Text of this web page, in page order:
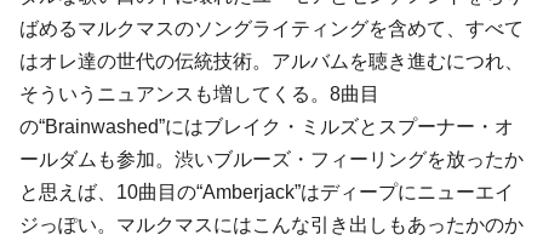
ばめるマルクマスのソングライティングを含めて、すべて
はオレ達の世代の伝統技術。アルバムを聴き進むにつれ、
そういうニュアンスも増してくる。8曲目
の“Brainwashed”にはブレイク・ミルズとスプーナー・オ
ールダムも参加。渋いブルーズ・フィーリングを放ったか
と思えば、10曲目の“Amberjack”はディープにニューエイ
ジっぽい。マルクマスにはこんな引き出しもあったかのか